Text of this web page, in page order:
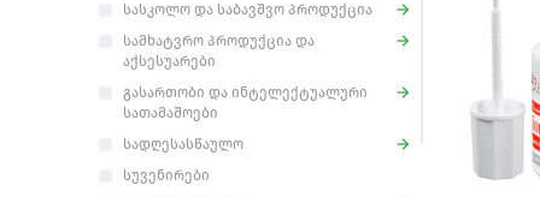
სასკოლო და საბავშვო პროდუქცია
სამხატვრო პროდუქცია და
აქსესუარები
გასართობი და ინტელექტუალური
სათამაშოები
სადღესასწაულო
სუვენირები